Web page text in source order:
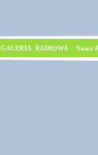
GALERIA RADIOWA Nasza